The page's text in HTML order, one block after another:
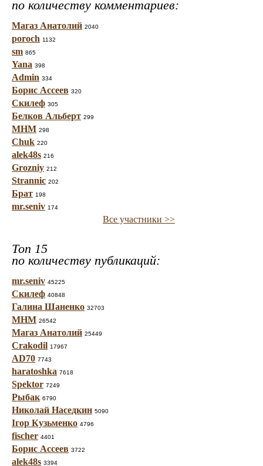
по количеству комментариев:
Магаз Анатолий 2040
poroch 1132
sm 865
Yana 398
Admin 334
Борис Ассеев 320
Скилеф 305
Белков Альберт 299
МНМ 298
Chuk 220
alek48s 216
Grozniy 212
Strannic 202
Брат 198
mr.seniv 174
Все участники >>
Топ 15
по количеству публикаций:
mr.seniv 45225
Скилеф 40848
Галина Шаненко 32703
МНМ 26542
Магаз Анатолий 25449
Crakodil 17967
AD70 7743
haratoshka 7618
Spektor 7249
Рыбак 6790
Николай Наседкин 5090
Ігор Кузьменко 4796
fischer 4401
Борис Ассеев 3722
alek48s 3394